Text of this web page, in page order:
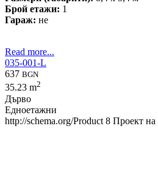
Брой етажи: 1
Гараж: не
Read more...
035-001-L
637 BGN
35.23 m2
Дърво
Едноетажни
http://schema.org/Product 8 Проект